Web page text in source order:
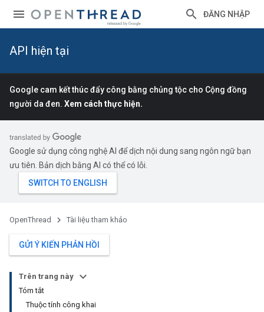
ĐĂNG NHẬP
API hiện tại
Google cam kết thúc đẩy công bằng chủng tộc cho Cộng đồng
người da đen. Xem cách thực hiện.
Google sử dụng công nghệ AI để dịch nội dung sang ngôn ngữ bạn
ưu tiên. Bản dịch bằng AI có thể có lỗi.
OpenThread Tài liệu tham khảo
GỬI Ý KIẾN PHẢN HỒI
Trên trang này
Tóm tắt
Thuộc tính công khai